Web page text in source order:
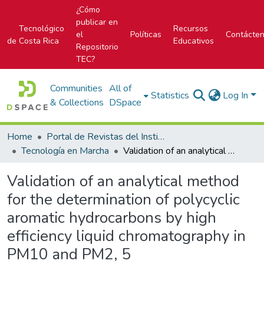
Tecnológico
de Costa Rica
¿Cómo
publicar en
el
Repositorio
TEC?
Políticas
Recursos
Educativos
Communities
& Collections
All of
DSpace
Statistics Log In
Home
Portal de Revistas del Instituto Tecnológico de Costa Rica
Tecnología en Marcha
Validation of an analytical method for the determination of polycyclic aromatic hydrocarbons by high efficiency liquid chromatography in PM10 and PM2, 5
Validation of an analytical method
for the determination of polycyclic
aromatic hydrocarbons by high
efficiency liquid chromatography in
PM10 and PM2, 5